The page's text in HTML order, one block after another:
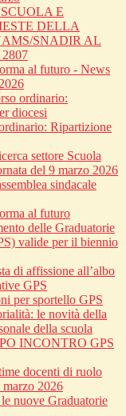
E
DELLA
SNADIR AL
al futuro - News
ordinario:
diocesi
Ripartizione
settore Scuola
del 9 marzo 2026
sindacale
al futuro
delle Graduatorie
valide per il biennio
di affissione all’albo
GPS
per sportello GPS
le novità della
della scuola
INCONTRO GPS
docenti di ruolo
2026
nuove Graduatorie